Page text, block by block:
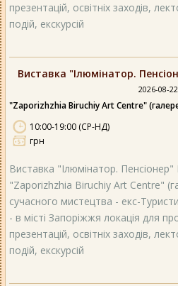
презентацій, освітніх заходів,
подій, екскурсій
Виставка "Ілюмінатор.
2026-08-22
"Zaporizhzhia Biruchiy Art Centre"
10:00-19:00 (СР-НД)
грн
Виставка "Ілюмінатор.
"Zaporizhzhia Biruchiy Art Centre"
сучасного мистецтва - екс-
- в місті Запоріжжя локація для
презентацій, освітніх заходів,
подій, екскурсій